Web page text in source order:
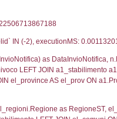
CIRCOSTANTE
E